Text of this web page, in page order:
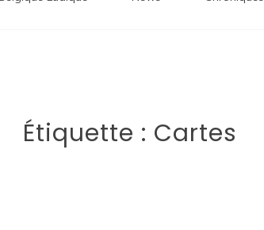
Étiquette : Cartes